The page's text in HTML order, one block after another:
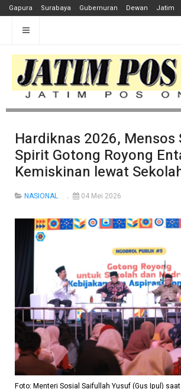
Gapura Surabaya Gubernuran Dewan Jatim
Hardiknas 2026, Mensos
Spirit Gotong Royong
Kemiskinan lewat
NASIONAL 04 Mei 2026
Foto: Menteri Sosial Saifullah Yusuf (Gus Ipul)